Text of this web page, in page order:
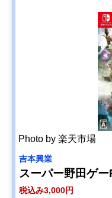
Photo by 楽天市場
吉本興業
スーパー野田ゲ
税込み3,000円